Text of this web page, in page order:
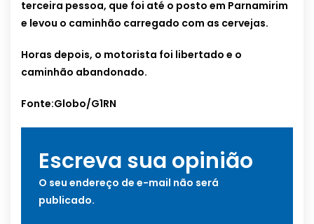
terceira pessoa, que foi até o posto em Parnamirim
e levou o caminhão carregado com as cervejas.
Horas depois, o motorista foi libertado e o
caminhão abandonado.
Fonte:Globo/G1RN
Escreva sua opinião
O seu endereço de e-mail não será
publicado.